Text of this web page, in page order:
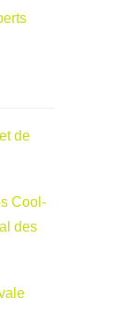
de
Cool-
des